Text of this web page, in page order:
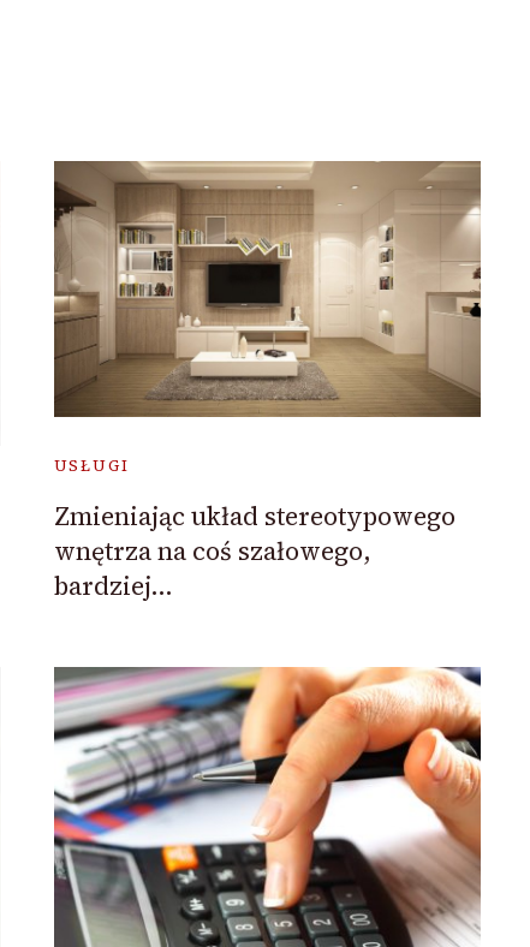
USŁUGI
Zmieniając układ stereotypowego
wnętrza na coś szałowego,
bardziej…